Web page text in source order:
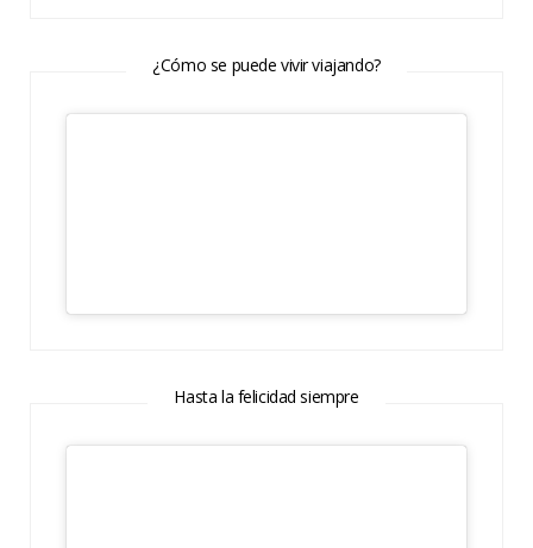
¿Cómo se puede vivir viajando?
Hasta la felicidad siempre